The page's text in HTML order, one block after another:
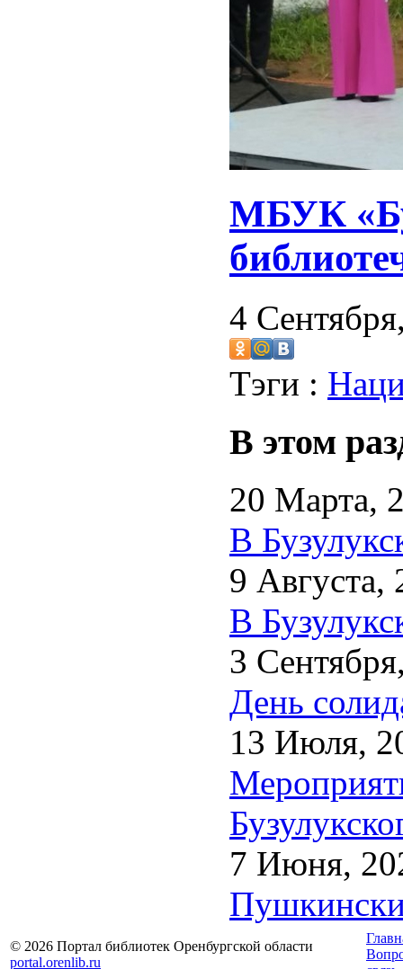
МБУК
4
Тэги :
В этом
20 Марта,
В
9 Августа,
В
3
День
13 Июля,
7 Июня,
© 2026 Портал библиотек Оренбургской области
portal.orenlib.ru